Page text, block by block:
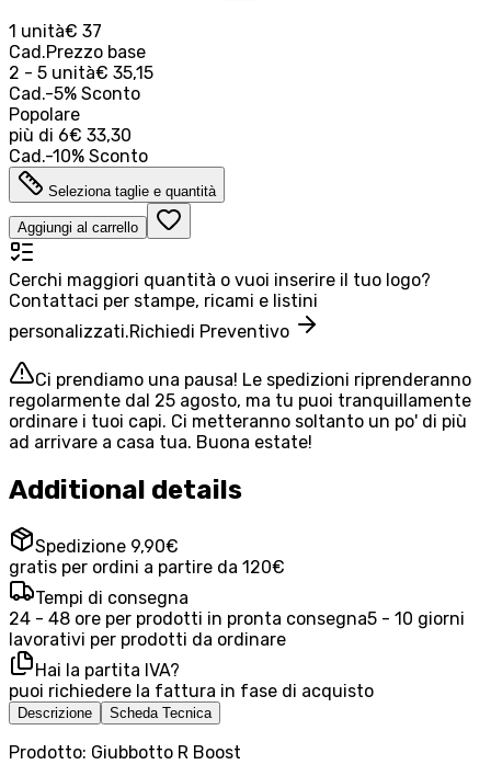
1 unità€ 37
Cad.Prezzo base
2 - 5 unità€ 35,15
Cad.-5% Sconto
Popolare
più di 6€ 33,30
Cad.-10% Sconto
Seleziona taglie e quantità
Aggiungi al carrello
Cerchi maggiori quantità o vuoi inserire il tuo logo?
Contattaci per stampe, ricami e listini
personalizzati.Richiedi Preventivo
Ci prendiamo una pausa! Le spedizioni riprenderanno
regolarmente dal 25 agosto, ma tu puoi tranquillamente
ordinare i tuoi capi. Ci metteranno soltanto un po' di più
ad arrivare a casa tua. Buona estate!
Additional details
Spedizione 9,90€
gratis per ordini a partire da 120€
Tempi di consegna
24 - 48 ore per prodotti in pronta consegna5 - 10 giorni
lavorativi per prodotti da ordinare
Hai la partita IVA?
puoi richiedere la fattura in fase di acquisto
Descrizione Scheda Tecnica
Prodotto: Giubbotto R Boost